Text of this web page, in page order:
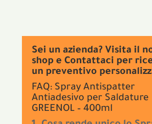
Sei un azienda? Visita il
shop e Contattaci per
un preventivo
FAQ: Spray Antispatter
Antiadesivo per Saldature
GREENOL – 400ml